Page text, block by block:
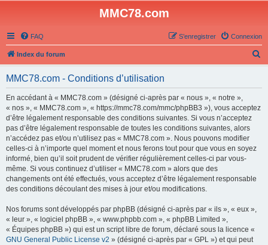
MMC78.com
FAQ Connexion
S’enregistrer
Index du forum
MMC78.com - Conditions d’utilisation
En accédant à « MMC78.com » (désigné ci-après par « nous », « notre »,
« nos », « MMC78.com », « https://mmc78.com/mmc/phpBB3 »), vous acceptez
d’être légalement responsable des conditions suivantes. Si vous n’acceptez
pas d’être légalement responsable de toutes les conditions suivantes, alors
n’accédez pas et/ou n’utilisez pas « MMC78.com ». Nous pouvons modifier
celles-ci à n’importe quel moment et nous ferons tout pour que vous en soyez
informé, bien qu’il soit prudent de vérifier régulièrement celles-ci par vous-
même. Si vous continuez d’utiliser « MMC78.com » alors que des
changements ont été effectués, vous acceptez d’être légalement responsable
des conditions découlant des mises à jour et/ou modifications.
Nos forums sont développés par phpBB (désigné ci-après par « ils », « eux »,
« leur », « logiciel phpBB », « www.phpbb.com », « phpBB Limited »,
« Équipes phpBB ») qui est un script libre de forum, déclaré sous la licence «
GNU General Public License v2 » (désigné ci-après par « GPL ») et qui peut